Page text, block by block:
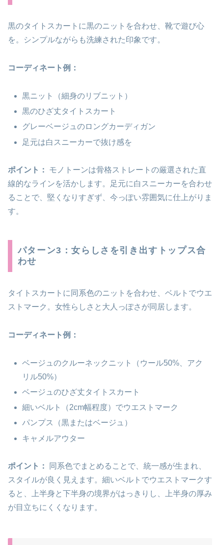
黒のタイトスカートに黒のニットを合わせ、靴で遊び心
を。シンプルながらも洗練された印象です。
コーディネート例：
黒ニット（細身のリブニット）
黒のひざ丈タイトスカート
グレーベージュのロングカーディガン
足元は白スニーカーで抜け感を
ポイント：
モノトーンは骨格ストレートの厳選された直
線的なラインを活かします。足元に白スニーカーを合わせ
ることで、堅くなりすぎず、今っぽい雰囲気に仕上がりま
す。
パターン3：女らしさを引き出すトップス合
わせ
タイトスカートに同系色のニットを合わせ、ベルトでウエ
ストマーク。女性らしさと大人っぽさが同居します。
コーディネート例：
ベージュのクルーネックニット（ウール50%、アク
リル50%）
ベージュのひざ丈タイトスカート
細いベルト（2cm幅程度）でウエストマーク
パンプス（黒またはベージュ）
キャメルアウター
ポイント：
同系色でまとめることで、統一感が生まれ、
スタイルが良く見えます。細いベルトでウエストマークす
ると、上半身と下半身の境界がはっきりし、上半身の厚み
が目立ちにくくなります。